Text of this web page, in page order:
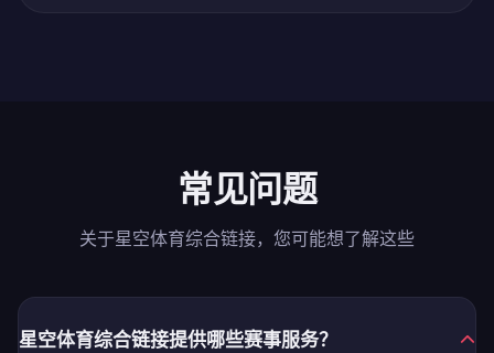
常见问题
关于星空体育综合链接，您可能想了解这些
星空体育综合链接提供哪些赛事服务？